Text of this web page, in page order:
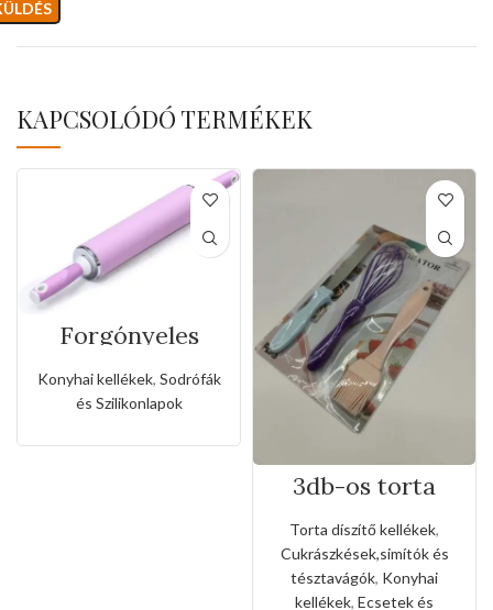
KAPCSOLÓDÓ TERMÉKEK
Forgónyeles
galvanizált
szilikon sodrófa-
50×6,3cm
Konyhai kellékek, Sodrófák
és Szilikonlapok
3db-os torta
eszköz(habverő,si
mítókés,szilikon
kefe)
Torta díszítő kellékek,
Cukrászkések,simítók és
tésztavágók, Konyhai
kellékek, Ecsetek és